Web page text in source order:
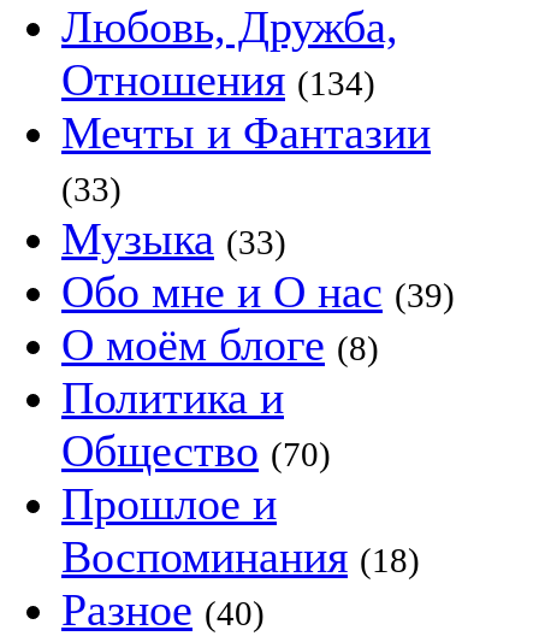
Любовь, Дружба,
Отношения (134)
Мечты и Фантазии
(33)
Музыка (33)
Обо мне и О нас (39)
О моём блоге (8)
Политика и
Общество (70)
Прошлое и
Воспоминания (18)
Разное (40)